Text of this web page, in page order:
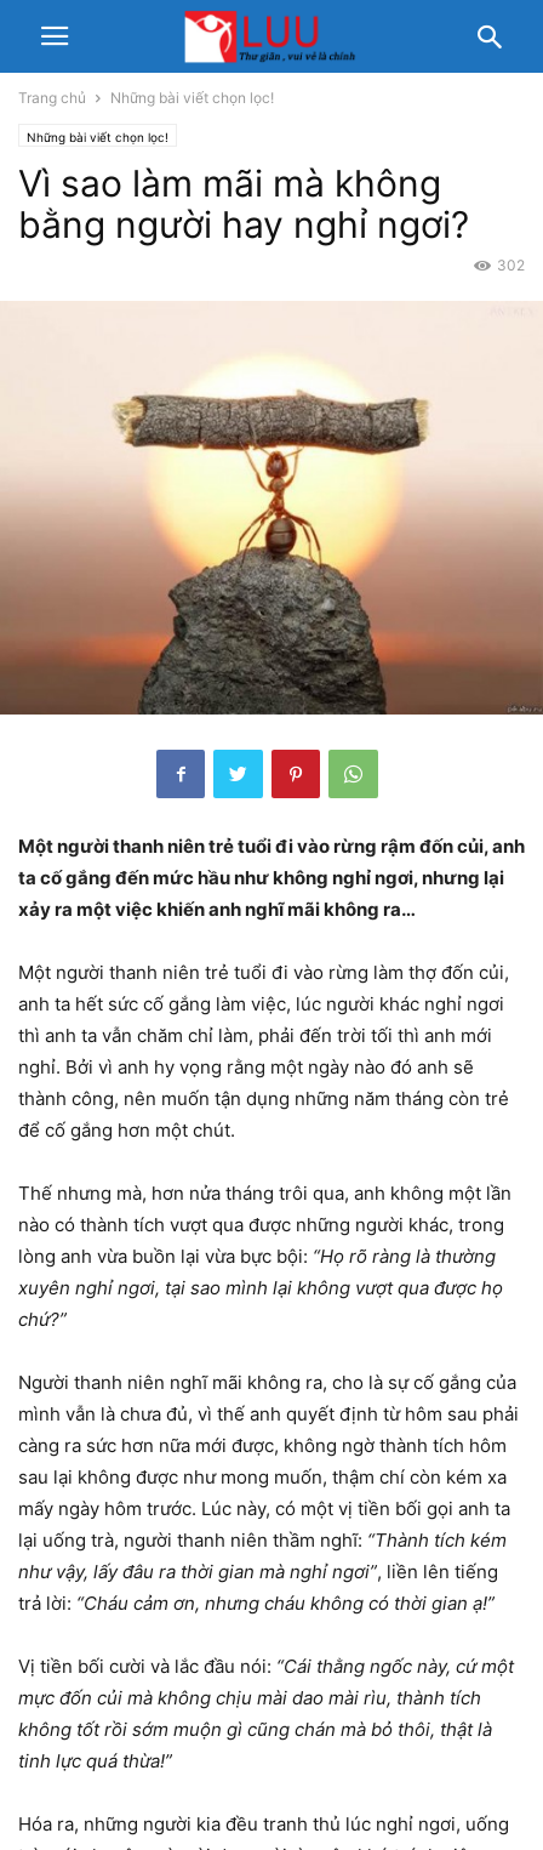
Trang chủ Những bài viết chọn lọc!
Những bài viết chọn lọc!
Vì sao làm mãi mà không
bằng người hay nghỉ ngơi?
302
Một người thanh niên trẻ tuổi đi vào rừng rậm đốn củi, anh
ta cố gắng đến mức hầu như không nghỉ ngơi, nhưng lại
xảy ra một việc khiến anh nghĩ mãi không ra…
Một người thanh niên trẻ tuổi đi vào rừng làm thợ đốn củi,
anh ta hết sức cố gắng làm việc, lúc người khác nghỉ ngơi
thì anh ta vẫn chăm chỉ làm, phải đến trời tối thì anh mới
nghỉ. Bởi vì anh hy vọng rằng một ngày nào đó anh sẽ
thành công, nên muốn tận dụng những năm tháng còn trẻ
để cố gắng hơn một chút.
Thế nhưng mà, hơn nửa tháng trôi qua, anh không một lần
nào có thành tích vượt qua được những người khác, trong
lòng anh vừa buồn lại vừa bực bội: “Họ rõ ràng là thường
xuyên nghỉ ngơi, tại sao mình lại không vượt qua được họ
chứ?”
Người thanh niên nghĩ mãi không ra, cho là sự cố gắng của
mình vẫn là chưa đủ, vì thế anh quyết định từ hôm sau phải
càng ra sức hơn nữa mới được, không ngờ thành tích hôm
sau lại không được như mong muốn, thậm chí còn kém xa
mấy ngày hôm trước. Lúc này, có một vị tiền bối gọi anh ta
lại uống trà, người thanh niên thầm nghĩ: “Thành tích kém
như vậy, lấy đâu ra thời gian mà nghỉ ngơi”, liền lên tiếng
trả lời: “Cháu cảm ơn, nhưng cháu không có thời gian ạ!”
Vị tiền bối cười và lắc đầu nói: “Cái thằng ngốc này, cứ một
mực đốn củi mà không chịu mài dao mài rìu, thành tích
không tốt rồi sớm muộn gì cũng chán mà bỏ thôi, thật là
tinh lực quá thừa!”
Hóa ra, những người kia đều tranh thủ lúc nghỉ ngơi, uống